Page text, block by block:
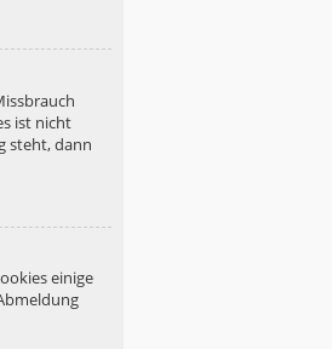
ist nicht
steht, dann
einige